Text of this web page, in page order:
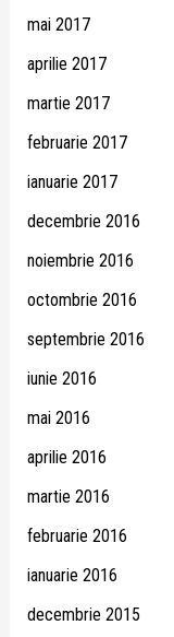
mai 2017
aprilie 2017
martie 2017
februarie 2017
ianuarie 2017
decembrie 2016
noiembrie 2016
octombrie 2016
septembrie 2016
iunie 2016
mai 2016
aprilie 2016
martie 2016
februarie 2016
ianuarie 2016
decembrie 2015